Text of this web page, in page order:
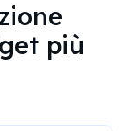
più